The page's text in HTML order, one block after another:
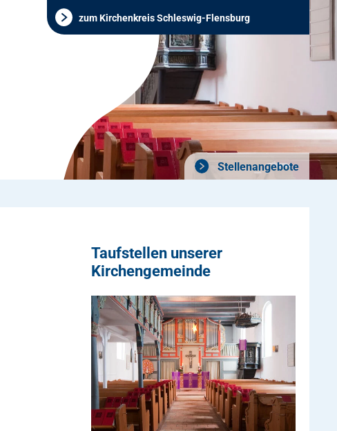
zum Kirchenkreis Schleswig-Flensburg
Stellenangebote
Taufstellen unserer
Kirchengemeinde